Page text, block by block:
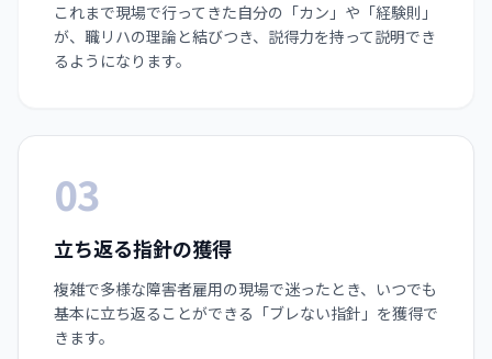
これまで現場で行ってきた自分の「カン」や「経験則」
が、職リハの理論と結びつき、説得力を持って説明でき
るようになります。
03
立ち返る指針の獲得
複雑で多様な障害者雇用の現場で迷ったとき、いつでも
基本に立ち返ることができる「ブレない指針」を獲得で
きます。